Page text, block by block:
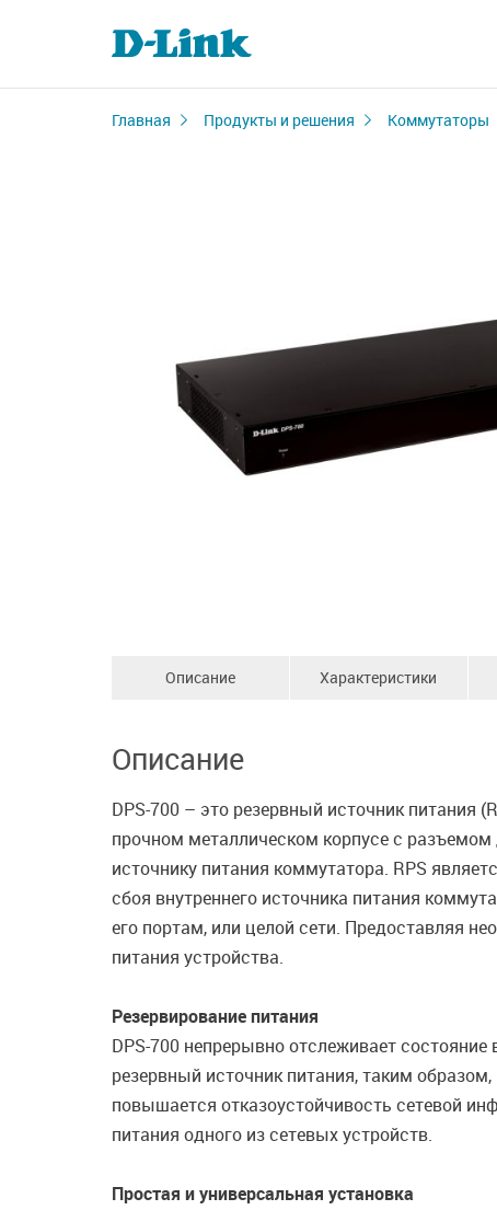
Главная Продукты и решения Коммутаторы
Описание Характеристики
Описание
DPS-700 – это резервный источник питания
прочном металлическом корпусе с
источнику питания коммутатора. RPS
сбоя внутреннего источника питания
его портам, или целой сети. Предоставляя
питания устройства.
Резервирование питания
DPS-700 непрерывно отслеживает
резервный источник питания, таким
повышается отказоустойчивость сетевой
питания одного из сетевых устройств.
Простая и универсальная установка